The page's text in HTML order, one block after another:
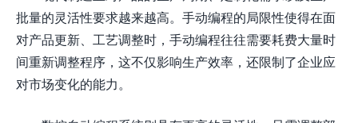
批量的灵活性要求越来越高。手动编程的局限性使得在面
对产品更新、工艺调整时，手动编程往往需要耗费大量时
间重新调整程序，这不仅影响生产效率，还限制了企业应
对市场变化的能力。